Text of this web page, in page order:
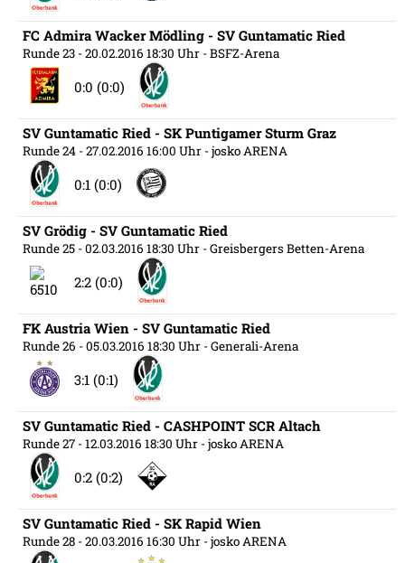
FC Admira Wacker Mödling - SV Guntamatic Ried
Runde 23 - 20.02.2016 18:30 Uhr - BSFZ-Arena
0:0 (0:0)
SV Guntamatic Ried - SK Puntigamer Sturm Graz
Runde 24 - 27.02.2016 16:00 Uhr - josko ARENA
0:1 (0:0)
SV Grödig - SV Guntamatic Ried
Runde 25 - 02.03.2016 18:30 Uhr - Greisbergers Betten-Arena
2:2 (0:0)
FK Austria Wien - SV Guntamatic Ried
Runde 26 - 05.03.2016 18:30 Uhr - Generali-Arena
3:1 (0:1)
SV Guntamatic Ried - CASHPOINT SCR Altach
Runde 27 - 12.03.2016 18:30 Uhr - josko ARENA
0:2 (0:2)
SV Guntamatic Ried - SK Rapid Wien
Runde 28 - 20.03.2016 16:30 Uhr - josko ARENA